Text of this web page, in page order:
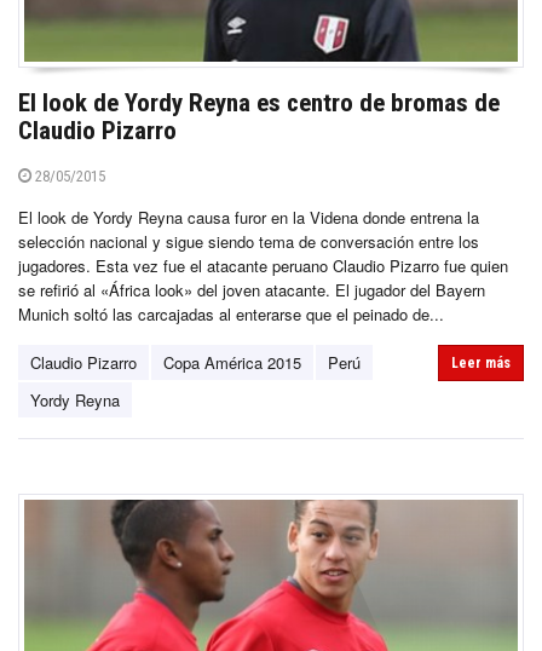
El look de Yordy Reyna es centro de bromas de
Claudio Pizarro
28/05/2015
El look de Yordy Reyna causa furor en la Videna donde entrena la
selección nacional y sigue siendo tema de conversación entre los
jugadores. Esta vez fue el atacante peruano Claudio Pizarro fue quien
se refirió al «África look» del joven atacante. El jugador del Bayern
Munich soltó las carcajadas al enterarse que el peinado de...
Claudio Pizarro Copa América 2015
Perú
Yordy Reyna
Leer más